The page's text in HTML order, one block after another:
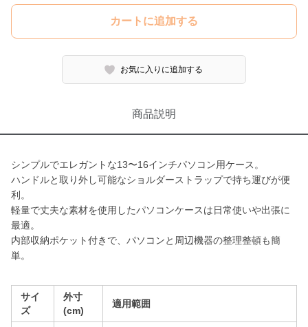
カートに追加する
お気に入りに追加する
商品説明
シンプルでエレガントな13〜16インチパソコン用ケース。
ハンドルと取り外し可能なショルダーストラップで持ち運びが便
利。
軽量で丈夫な素材を使用したパソコンケースは日常使いや出張に
最適。
内部収納ポケット付きで、パソコンと周辺機器の整理整頓も簡
単。
サイ
ズ
外寸
(cm)
適用範囲